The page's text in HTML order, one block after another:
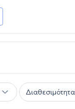
Διαθεσιμότητα